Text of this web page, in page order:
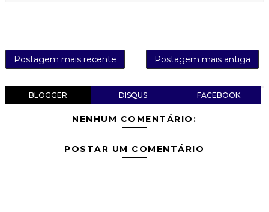
Postagem mais recente Postagem mais antiga
BLOGGER DISQUS FACEBOOK
NENHUM COMENTÁRIO:
POSTAR UM COMENTÁRIO